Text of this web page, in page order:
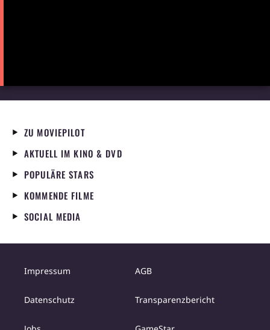
ZU MOVIEPILOT
AKTUELL IM KINO & DVD
POPULÄRE STARS
KOMMENDE FILME
SOCIAL MEDIA
Impressum AGB
Datenschutz Transparenzbericht